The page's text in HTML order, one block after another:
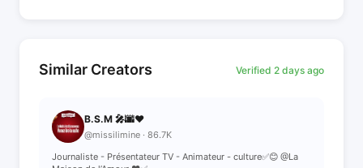
Similar Creators Verified 2 days ago
B.S.M 🎤🌆❤️
@missilimine · 86.7K
Journaliste - Présentateur TV - Animateur - culture✅😊 @La